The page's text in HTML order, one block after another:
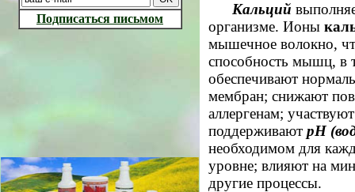
Подписаться письмом
Кальций
организме. Ионы
мышечное волокно,
способность мышц, в
обеспечивают
мембран; снижают
аллергенам;
поддерживают рН
необходимом для
уровне; влияют на
другие процессы.